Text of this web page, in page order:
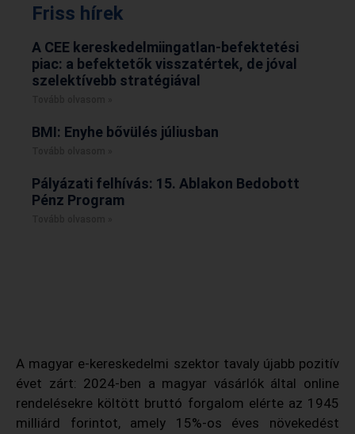
A magyar e-kereskedelmi szektor tavaly újabb pozitív
évet zárt: 2024-ben a magyar vásárlók által online
rendelésekre költött bruttó forgalom elérte az 1945
milliárd forintot, amely 15%-os éves növekedést
Friss hírek
A CEE kereskedelmiingatlan-befektetési
piac: a befektetők visszatértek, de jóval
szelektívebb stratégiával
BMI: Enyhe bővülés júliusban
Pályázati felhívás: 15. Ablakon Bedobott
Pénz Program